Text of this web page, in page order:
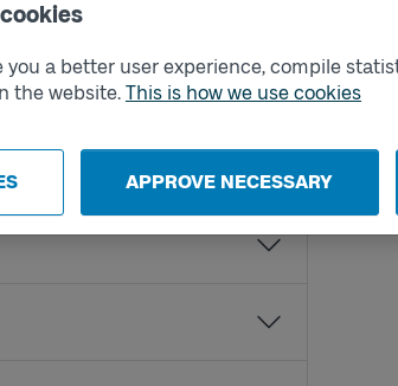
you a better user experience, compile
the website. This is how we use cookies
APPROVE NECESSARY